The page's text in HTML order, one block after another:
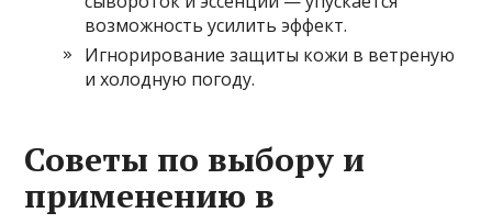
возможность усилить эффект.
Игнорирование защиты кожи в ветреную
и холодную погоду.
Советы по выбору и
применению в